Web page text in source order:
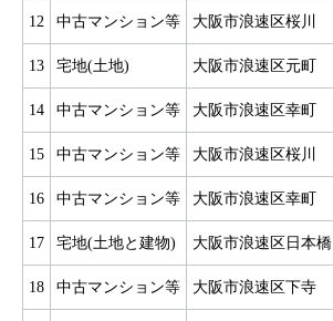
12 中古マンション等 大阪市浪速区桜川
13 宅地(土地) 大阪市浪速区元町
14 中古マンション等 大阪市浪速区幸町
15 中古マンション等 大阪市浪速区桜川
16 中古マンション等 大阪市浪速区幸町
17 宅地(土地と建物) 大阪市浪速区日本橋
18 中古マンション等 大阪市浪速区下寺